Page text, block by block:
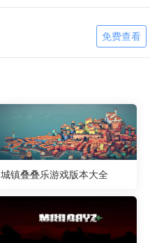
免费查看
城镇叠叠乐游戏版本大全